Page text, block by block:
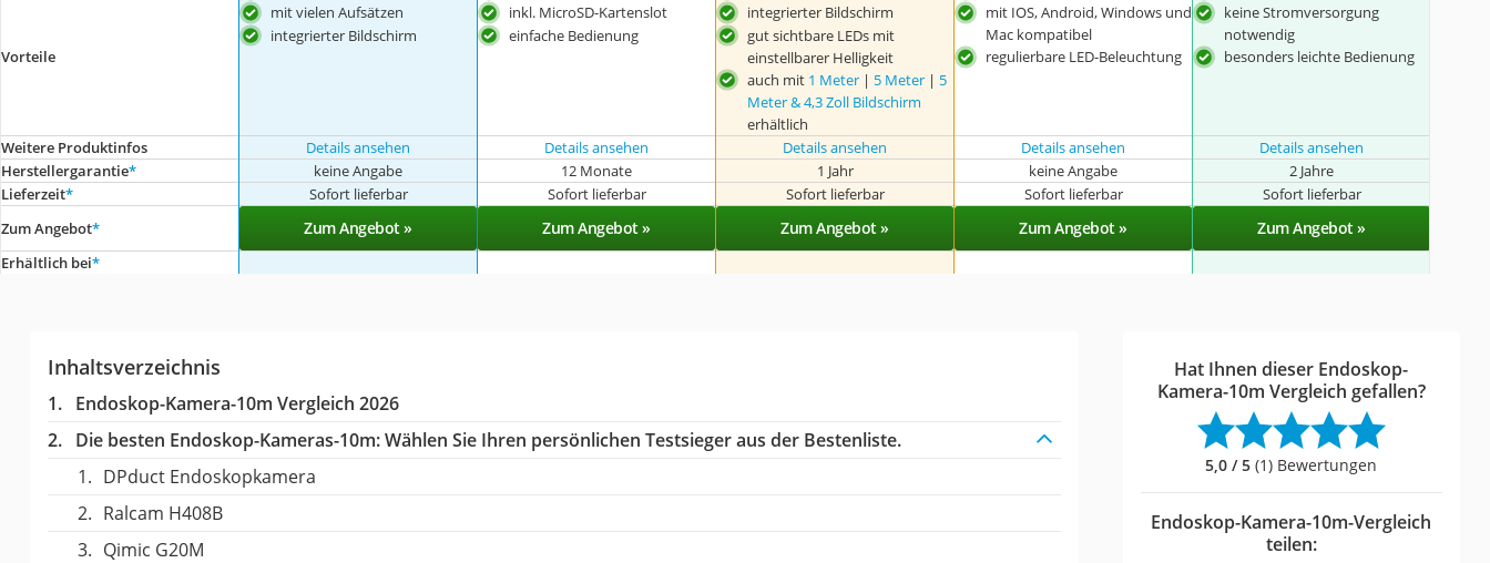
Vorteile
mit vielen Aufsätzen
integrierter Bildschirm
inkl. MicroSD-Kartenslot
einfache Bedienung
integrierter Bildschirm
gut sichtbare LEDs mit
einstellbarer Helligkeit
auch mit 1 Meter | 5 Meter | 5
Meter & 4,3 Zoll Bildschirm
erhältlich
mit IOS, Android, Windows und
Mac kompatibel
regulierbare LED-Beleuchtung
keine Stromversorgung
notwendig
besonders leichte Bedienung
Weitere Produktinfos Details ansehen Details ansehen Details ansehen Details ansehen
Details ansehen
Herstellergarantie* keine Angabe 12 Monate 1 Jahr keine Angabe
2 Jahre
Lieferzeit* Sofort lieferbar Sofort lieferbar Sofort lieferbar Sofort lieferbar
Sofort lieferbar
Zum Angebot* Zum Angebot » Zum Angebot » Zum Angebot » Zum Angebot » Zum Angebot »
Erhältlich bei*
Inhaltsverzeichnis
Endoskop-Kamera-10m Vergleich 2026
Die besten Endoskop-Kameras-10m:Wählen Sie Ihren persönlichen Testsieger aus der Bestenliste.
DPduct Endoskopkamera
Ralcam H408B
Qimic G20M
Hat Ihnen dieser Endoskop-
Kamera-10m Vergleich gefallen?
5,0 / 5 (1) Bewertungen
Endoskop-Kamera-10m-Vergleich
teilen: